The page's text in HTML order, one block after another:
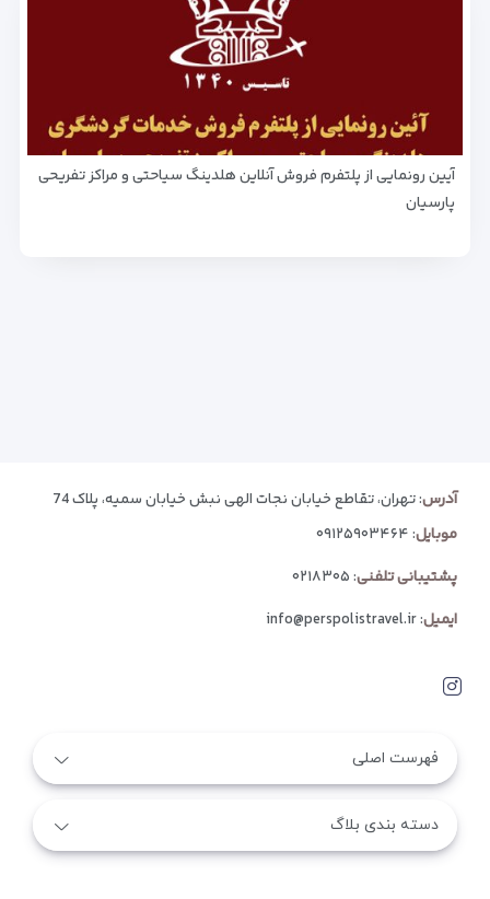
آیین رونمایی از پلتفرم فروش آنلاین هلدینگ سیاحتی و مراکز تفریحی
پارسیان
آدرس: تهران، تقاطع خیابان نجات الهی نبش خیابان سمیه، پلاک 74
موبایل:۰۹۱۲۵۹۰۳۴۶۴
پشتیبانی تلفنی:۰۲۱۸۳۰۵
ایمیل:
info@perspolistravel.ir
فهرست اصلی
دسته بندی بلاگ